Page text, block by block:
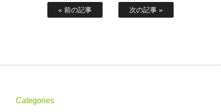
« 前の記事 次の記事 »
Categories